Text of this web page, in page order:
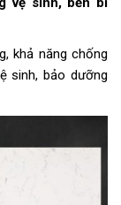
khả năng chống
sinh, bảo dưỡng